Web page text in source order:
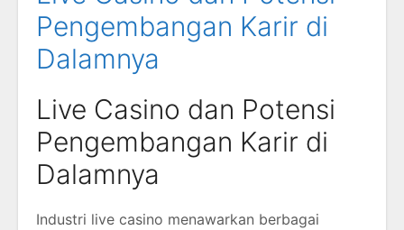
Pengembangan Karir di
Dalamnya
Live Casino dan Potensi
Pengembangan Karir di
Dalamnya
Industri live casino menawarkan berbagai